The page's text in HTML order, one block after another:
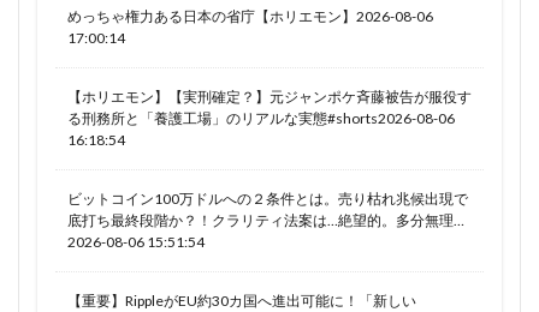
めっちゃ権力ある日本の省庁【ホリエモン】2026-08-06
17:00:14
【ホリエモン】【実刑確定？】元ジャンポケ斉藤被告が服役す
る刑務所と「養護工場」のリアルな実態#shorts2026-08-06
16:18:54
ビットコイン100万ドルへの２条件とは。売り枯れ兆候出現で
底打ち最終段階か？！クラリティ法案は…絶望的。多分無理…
2026-08-06 15:51:54
【重要】RippleがEU約30カ国へ進出可能に！「新しい